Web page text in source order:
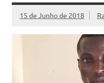
15 de Junho de 2018